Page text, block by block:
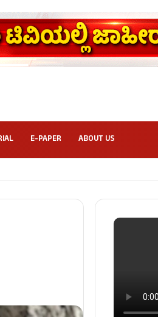
E-PAPER ABOUT US